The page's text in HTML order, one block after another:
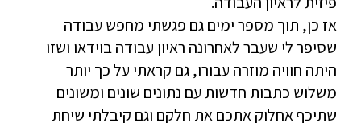
אז כן, תוך מספר ימים גם פגשתי מחפש עבודה
שסיפר לי שעבר לאחרונה ראיון עבודה בוידאו ושזו
היתה חוויה מוזרה עבורו, גם קראתי על כך יותר
משלוש כתבות חדשות עם נתונים שונים ומשונים
שתיכף אחלוק אתכם את חלקם וגם קיבלתי שיחת